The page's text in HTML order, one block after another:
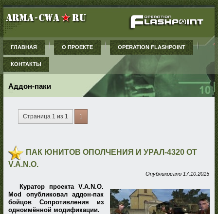
ГЛАВНАЯ О ПРОЕКТЕ OPERATION FLASHPOINT
КОНТАКТЫ
Аддон-паки
Страница 1 из 1 1
ПАК ЮНИТОВ ОПОЛЧЕНИЯ И УРАЛ-4320 ОТ
V.A.N.O.
Опубликовано 17.10.2015
Куратор проекта V.A.N.O.
Mod опубликовал аддон-пак
бойцов Сопротивления из
одноимённой модификации.